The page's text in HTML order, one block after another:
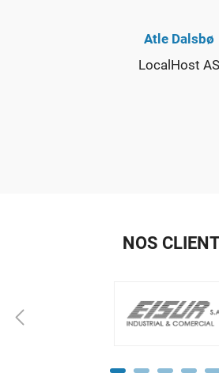
Atle Dalsbø
LocalHost AS
NOS